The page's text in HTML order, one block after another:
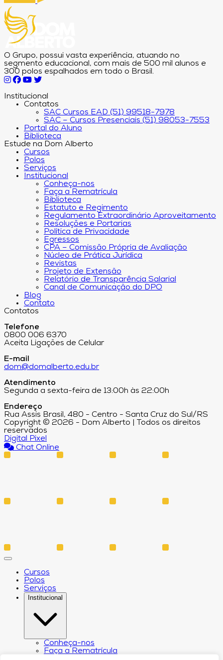
O Grupo, possui vasta experiência, atuando no
segmento educacional, com mais de 500 mil alunos e
300 polos espalhados em todo o Brasil.
Institucional
Contatos
SAC Cursos EAD (51) 99518-7978
SAC – Cursos Presenciais (51) 98053-7553
Portal do Aluno
Biblioteca
Estude na Dom Alberto
Cursos
Polos
Serviços
Institucional
Conheça-nos
Faça a Rematrícula
Biblioteca
Estatuto e Regimento
Regulamento Extraordinário Aproveitamento
Resoluções e Portarias
Política de Privacidade
Egressos
CPA – Comissão Própria de Avaliação
Núcleo de Prática Jurídica
Revistas
Projeto de Extensão
Relatório de Transparência Salarial
Canal de Comunicação do DPO
Blog
Contato
Contatos
Telefone
0800 006 6370
Aceita Ligações de Celular
E-mail
dom@domalberto.edu.br
Atendimento
Segunda a sexta-feira de 13:00h às 22:00h
Endereço
Rua Assis Brasil, 480 - Centro - Santa Cruz do Sul/RS
Copyright © 2026 - Dom Alberto | Todos os direitos
reservados
Digital Pixel
Chat Online
Cursos
Polos
Serviços
Institucional
Conheça-nos
Faça a Rematrícula